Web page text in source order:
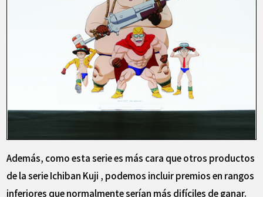
Además, como esta serie es más cara que otros productos
de la serie Ichiban Kuji , podemos incluir premios en rangos
inferiores que normalmente serían más difíciles de ganar.